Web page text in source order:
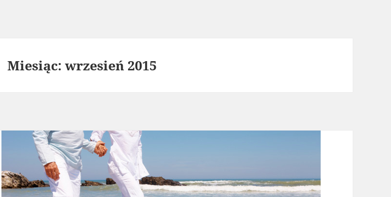
Miesiąc:wrzesień 2015